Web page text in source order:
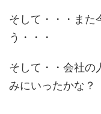
そして・・・また
う・・・
そして・・会社の
みにいったかな？